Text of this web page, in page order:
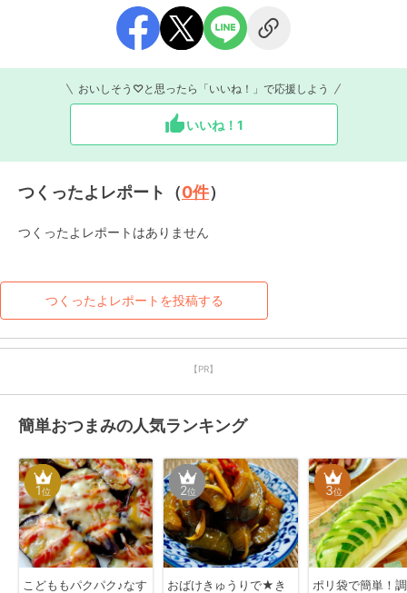
おいしそう♡と思ったら「いいね！」で応援しよう
いいね！ 1
つくったよレポート（0件）
つくったよレポートはありません
つくったよレポートを投稿する
【PR】
簡単おつまみの人気ランキング
1位
こどももパクパク♪なす
2位
おばけきゅうりで★き
3位
ポリ袋で簡単！